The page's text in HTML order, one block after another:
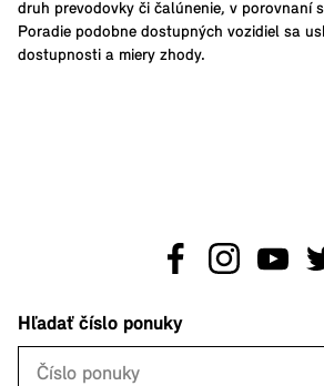
druh prevodovky či čalúnenie, v porovnaní
Poradie podobne dostupných vozidiel sa
dostupnosti a miery zhody.
Hľadať číslo ponuky